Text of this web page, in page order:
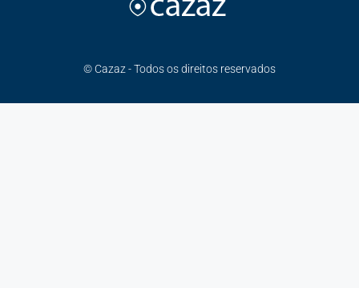
© Cazaz - Todos os direitos reservados